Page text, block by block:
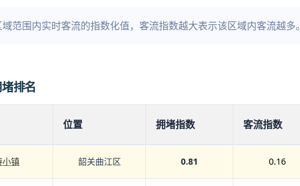
范围内实时客流的指数化值，客流指数越大表示该区域内客流越多。
排名
位置 拥堵指数 客流指数
小镇 韶关曲江区 0.81 0.16